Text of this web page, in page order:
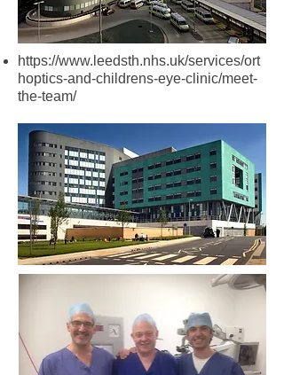
https://www.leedsth.nhs.uk/services/ort
hoptics-and-childrens-eye-clinic/meet-
the-team/